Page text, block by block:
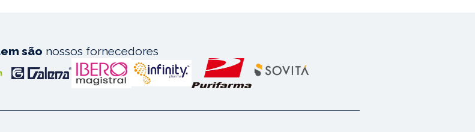
são nossos fornecedores